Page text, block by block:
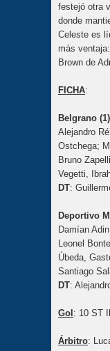
festejó otra
donde
Celeste es
más
Brown de
FICHA:
Belgrano (1)
Alejandro
Ostchega;
Bruno
Vegetti,
DT:
Deportivo
Damían
Leonel
Úbeda,
Santiago
DT:
Gol: 10 ST
Árbitro: